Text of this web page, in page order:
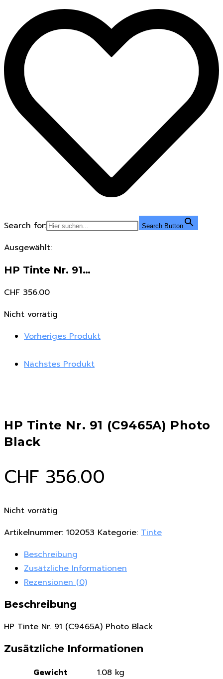
Search for: Search Button
Ausgewählt:
HP Tinte Nr. 91…
CHF 356.00
Nicht vorrätig
Vorheriges Produkt
Nächstes Produkt
HP Tinte Nr. 91 (C9465A) Photo
Black
CHF 356.00
Nicht vorrätig
Artikelnummer: 102053 Kategorie: Tinte
Beschreibung
Zusätzliche Informationen
Rezensionen (0)
Beschreibung
HP Tinte Nr. 91 (C9465A) Photo Black
Zusätzliche Informationen
Gewicht
1.08 kg